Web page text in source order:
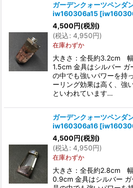
ガーデンクォーツペンダ
iw160306a15 [
4,500円(税別)
(税込: 4,950円)
在庫わずか
大きさ：全長約3.2cm
1.5cm 金具はシルバー ガ
の中でも強いパワーを持
ーリング効果は高く、強
といわれています…
ガーデンクォーツペンダ
iw160306a16 [
4,500円(税別)
(税込: 4,950円)
在庫わずか
大きさ：全長約2.8cm
0.9cm 金具はシルバー